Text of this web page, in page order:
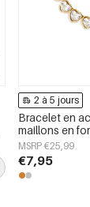
2 à 5 jours
Bracelet en
maillons en
collection
femmes
MSRP €25,99
€7,95